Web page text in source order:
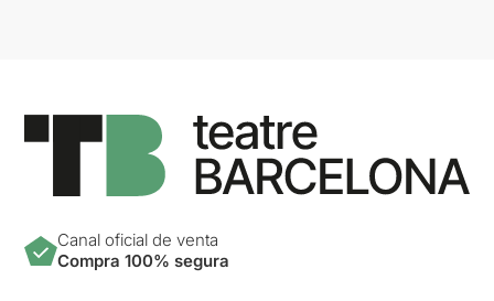
Canal oficial de venta
Compra 100% segura